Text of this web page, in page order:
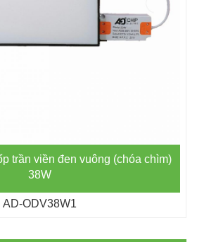
trần viền đen vuông (chóa chìm)
38W
AD-ODV38W1